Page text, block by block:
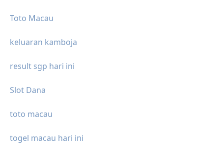
Toto Macau
keluaran kamboja
result sgp hari ini
Slot Dana
toto macau
togel macau hari ini